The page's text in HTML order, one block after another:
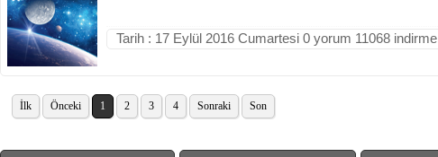
Tarih : 17 Eylül 2016 Cumartesi 0 yorum 11068 indirme
İlk Önceki 1 2 3 4 Sonraki Son